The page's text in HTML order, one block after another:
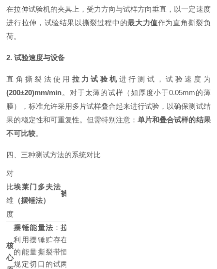
在拉伸试验机的夹具上，受力方向与试样方向垂直，以一定速度
进行拉伸，试验结果以撕裂过程中的最大力值作为直角撕裂负
荷。
2. 试验速度与设备
直角撕裂法使用 拉力试验机 进行测试，试验速度为
(200±20)mm/min。对于太薄的试样（如厚度小于0.05mm的薄
膜），标准允许采用多片试样叠合起来进行试验，以确保测试结
果的稳定性和可重复性。但需特别注意：单片和叠合试样的结果
不可比较。
四、三种测试方法的系统对比
对
比
维
度
埃莱门多夫法
（摆锤法）
裤形撕裂法
核
心
摆锤能量法 ：
利用摆锤贮存
的能量撕裂带
规定切口的试
拉伸撕裂法
在拉力机上以
恒定速度拉伸
两“裤腿"形状